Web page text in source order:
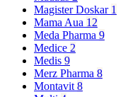
Magister Doskar 1
Mama Aua 12
Meda Pharma 9
Medice 2
Medis 9
Merz Pharma 8
Montavit8